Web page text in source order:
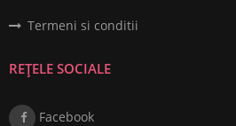
Termeni si conditii
REȚELE SOCIALE
Facebook